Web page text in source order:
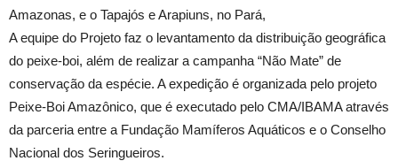
Amazonas, e o Tapajós e Arapiuns, no Pará,
A equipe do Projeto faz o levantamento da distribuição geográfica
do peixe-boi, além de realizar a campanha “Não Mate” de
conservação da espécie. A expedição é organizada pelo projeto
Peixe-Boi Amazônico, que é executado pelo CMA/IBAMA através
da parceria entre a Fundação Mamíferos Aquáticos e o Conselho
Nacional dos Seringueiros.